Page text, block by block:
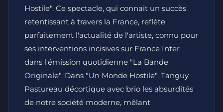
Hostile". Ce spectacle, qui connait un succès
retentissant à travers la France, reflète
parfaitement l'actualité de l'artiste, connu pour
ses interventions incisives sur France Inter
dans l'émission quotidienne "La Bande
Originale". Dans "Un Monde Hostile", Tanguy
Pastureau décortique avec brio les absurdités
de notre société moderne, mêlant